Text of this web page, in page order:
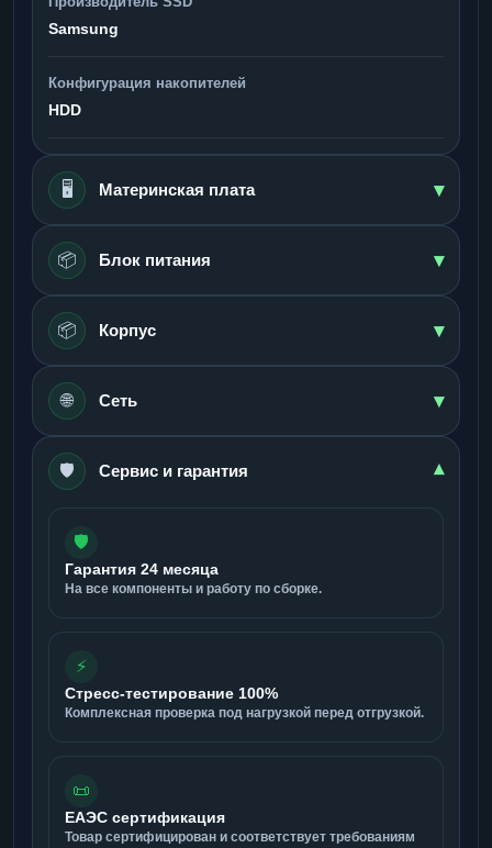
Samsung
Конфигурация накопителей
HDD
🖥️ Материнская плата ▾
📦 Блок питания ▾
📦 Корпус ▾
🌐 Сеть ▾
🛡️ Сервис и гарантия ▾
🛡️
Гарантия 24 месяца
На все компоненты и работу по сборке.
⚡
Стресс-тестирование 100%
Комплексная проверка под нагрузкой перед отгрузкой.
📜
ЕАЭС сертификация
Товар сертифицирован и соответствует требованиям